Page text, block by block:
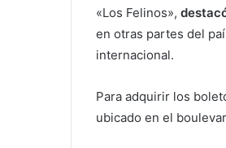
«Los Felinos»,
en otras partes del
internacional.
Para adquirir los
ubicado en el